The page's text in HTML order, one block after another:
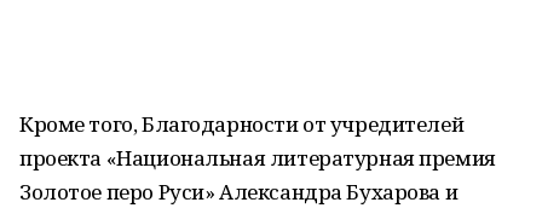
Кроме того, Благодарности от учредителей
проекта «Национальная литературная премия
Золотое перо Руси» Александра Бухарова и